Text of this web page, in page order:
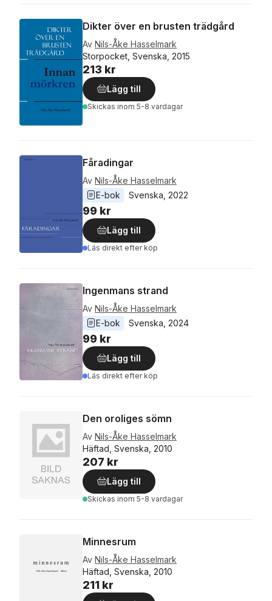
Dikter över en brusten trädgård
Av Nils-Åke Hasselmark
Storpocket, Svenska, 2015
213 kr
Lägg till
Skickas inom 5-8 vardagar
Fåradingar
Av Nils-Åke Hasselmark
E-bok
Svenska 2022
99 kr
Lägg till
Läs direkt efter köp
Ingenmans strand
Av Nils-Åke Hasselmark
E-bok
Svenska 2024
99 kr
Lägg till
Läs direkt efter köp
Den oroliges sömn
Av Nils-Åke Hasselmark
Häftad, Svenska, 2010
207 kr
Lägg till
Skickas inom 5-8 vardagar
Minnesrum
Av Nils-Åke Hasselmark
Häftad, Svenska, 2010
211 kr